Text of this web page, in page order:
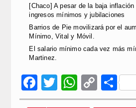
[Chaco] A pesar de la baja
ingresos mínimos y jubilaciones
Barrios de Pie movilizará por el
Mínimo, Vital y Móvil.
El salario mínimo cada vez más
Martinez.
Facebook
TwitterCopy
Link